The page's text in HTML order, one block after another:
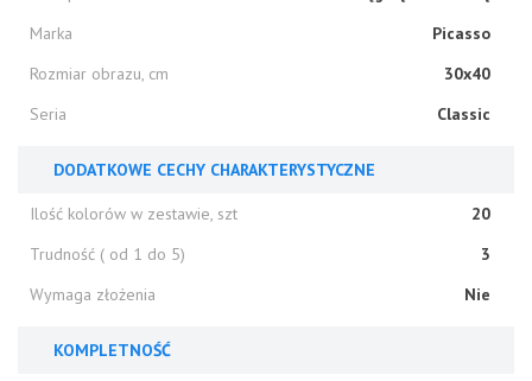
Marka
Picasso
Rozmiar obrazu, cm
30x40
Seria
Classic
DODATKOWE CECHY CHARAKTERYSTYCZNE
Ilość kolorów w zestawie, szt
20
Trudność ( od 1 do 5)
3
Wymaga złożenia
Nie
KOMPLETNOŚĆ